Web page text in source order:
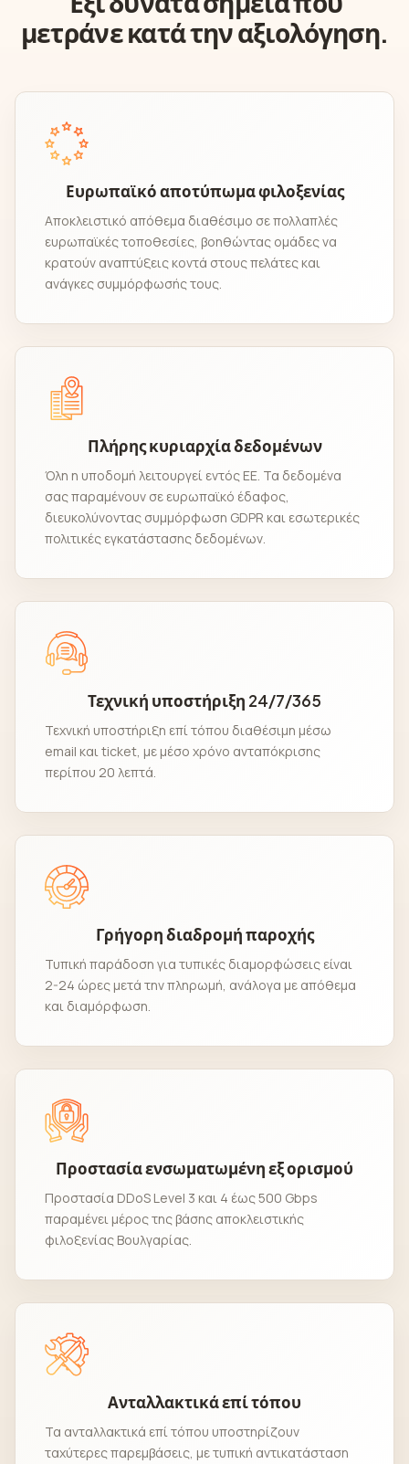
μετράνε κατά την αξιολόγηση.
Ευρωπαϊκό αποτύπωμα φιλοξενίας
Αποκλειστικό απόθεμα διαθέσιμο σε πολλαπλές
ευρωπαϊκές τοποθεσίες, βοηθώντας ομάδες να
κρατούν αναπτύξεις κοντά στους πελάτες και
ανάγκες συμμόρφωσής τους.
Πλήρης κυριαρχία δεδομένων
Όλη η υποδομή λειτουργεί εντός ΕΕ. Τα δεδομένα
σας παραμένουν σε ευρωπαϊκό έδαφος,
διευκολύνοντας συμμόρφωση GDPR και εσωτερικές
πολιτικές εγκατάστασης δεδομένων.
Τεχνική υποστήριξη 24/7/365
Τεχνική υποστήριξη επί τόπου διαθέσιμη μέσω
email και ticket, με μέσο χρόνο ανταπόκρισης
περίπου 20 λεπτά.
Γρήγορη διαδρομή παροχής
Τυπική παράδοση για τυπικές διαμορφώσεις είναι
2-24 ώρες μετά την πληρωμή, ανάλογα με απόθεμα
και διαμόρφωση.
Προστασία ενσωματωμένη εξ ορισμού
Προστασία DDoS Level 3 και 4 έως 500 Gbps
παραμένει μέρος της βάσης αποκλειστικής
φιλοξενίας Βουλγαρίας.
Ανταλλακτικά επί τόπου
Τα ανταλλακτικά επί τόπου υποστηρίζουν
ταχύτερες παρεμβάσεις, με τυπική αντικατάσταση